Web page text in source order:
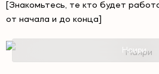
[Знакомьтесь, те кто будет
от начала и до конца]
Наири